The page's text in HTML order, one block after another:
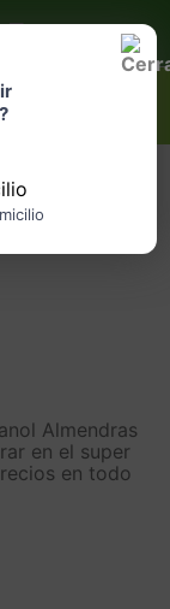
?
Almendras
en el super
en todo